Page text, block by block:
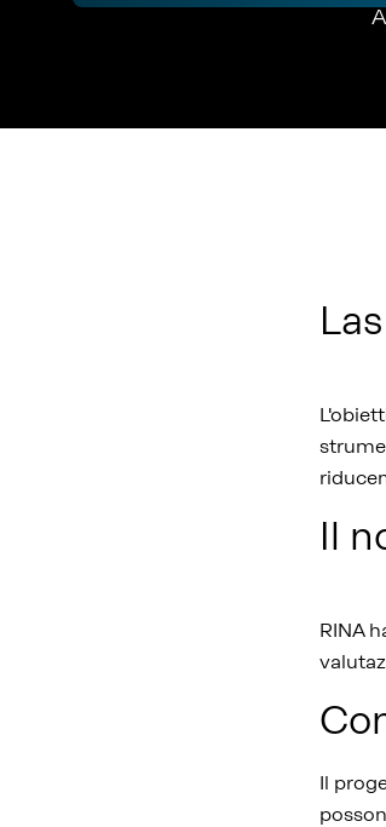
Il
RINA
Il